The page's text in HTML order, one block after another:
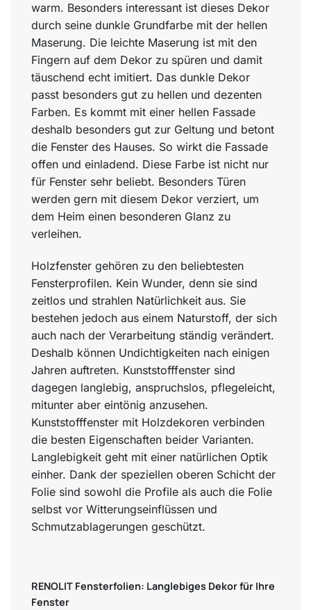
warm. Besonders interessant ist dieses Dekor
durch seine dunkle Grundfarbe mit der hellen
Maserung. Die leichte Maserung ist mit den
Fingern auf dem Dekor zu spüren und damit
täuschend echt imitiert. Das dunkle Dekor
passt besonders gut zu hellen und dezenten
Farben. Es kommt mit einer hellen Fassade
deshalb besonders gut zur Geltung und betont
die Fenster des Hauses. So wirkt die Fassade
offen und einladend. Diese Farbe ist nicht nur
für Fenster sehr beliebt. Besonders Türen
werden gern mit diesem Dekor verziert, um
dem Heim einen besonderen Glanz zu
verleihen.
Holzfenster gehören zu den beliebtesten
Fensterprofilen. Kein Wunder, denn sie sind
zeitlos und strahlen Natürlichkeit aus. Sie
bestehen jedoch aus einem Naturstoff, der sich
auch nach der Verarbeitung ständig verändert.
Deshalb können Undichtigkeiten nach einigen
Jahren auftreten. Kunststofffenster sind
dagegen langlebig, anspruchslos, pflegeleicht,
mitunter aber eintönig anzusehen.
Kunststofffenster mit Holzdekoren verbinden
die besten Eigenschaften beider Varianten.
Langlebigkeit geht mit einer natürlichen Optik
einher. Dank der speziellen oberen Schicht der
Folie sind sowohl die Profile als auch die Folie
selbst vor Witterungseinflüssen und
Schmutzablagerungen geschützt.
RENOLIT Fensterfolien: Langlebiges Dekor für Ihre
Fenster